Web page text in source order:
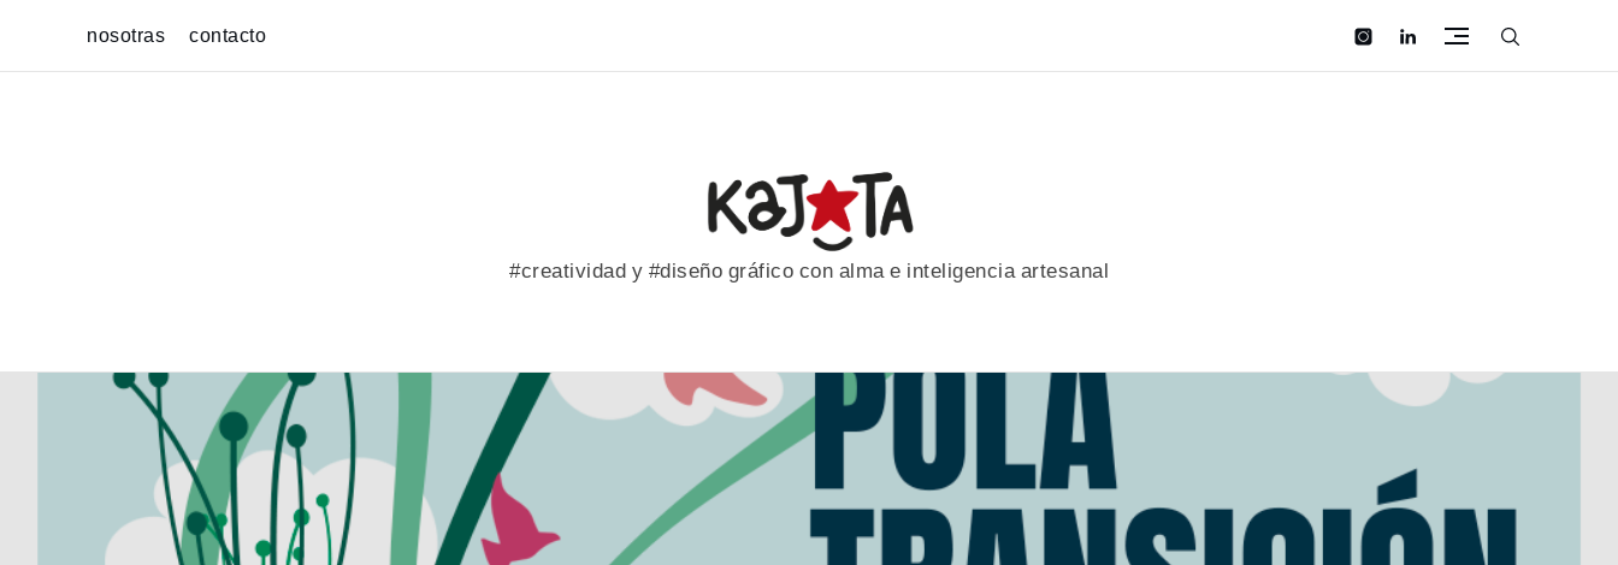
content
nosotras contacto instagram
linkedin
#creatividad y #diseño gráfico con alma e inteligencia artesanal